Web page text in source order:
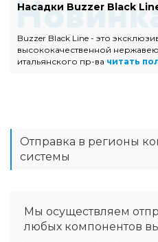
Насадки Buzzer Black
Buzzer Black Line - это
высококачественной
итальянского пр-ва читать
Отправка в регионы
системы
Мы осуществляем
любых компонентов